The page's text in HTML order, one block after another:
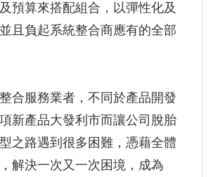
預算來搭配組合，以彈性化及
且負起系統整合商應有的全部
合服務業者，不同於產品開發
新產品大發利市而讓公司脫胎
之路遇到很多困難，憑藉全體
解決一次又一次困境，成為